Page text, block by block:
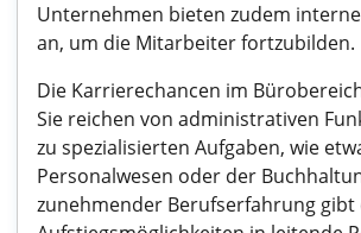
Unternehmen bieten zudem
an, um die Mitarbeiter fortzubilden.
Die Karrierechancen im
Sie reichen von administrativen
zu spezialisierten Aufgaben, wie
Personalwesen oder der
zunehmender Berufserfahrung gibt